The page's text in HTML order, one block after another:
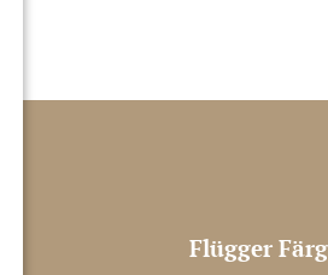
Flügger